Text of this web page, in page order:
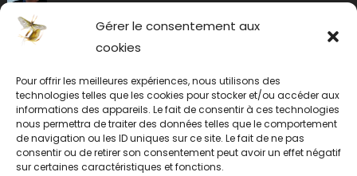
Gérer le consentement aux
cookies
Pour offrir les meilleures expériences, nous utilisons des
technologies telles que les cookies pour stocker et/ou accéder aux
informations des appareils. Le fait de consentir à ces technologies
nous permettra de traiter des données telles que le comportement
de navigation ou les ID uniques sur ce site. Le fait de ne pas
consentir ou de retirer son consentement peut avoir un effet négatif
sur certaines caractéristiques et fonctions.